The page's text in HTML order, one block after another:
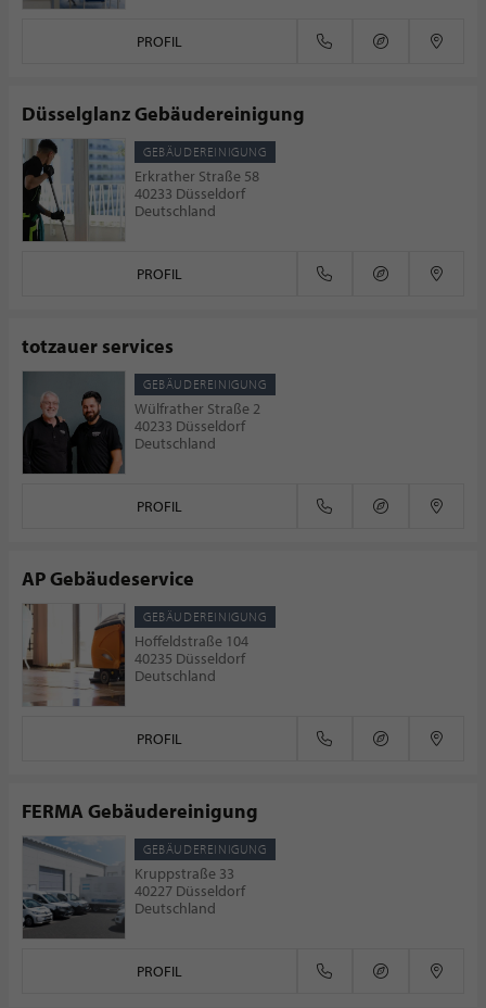
PROFIL
Düsselglanz Gebäudereinigung
GEBÄUDEREINIGUNG
Erkrather Straße 58
40233 Düsseldorf
Deutschland
PROFIL
totzauer services
GEBÄUDEREINIGUNG
Wülfrather Straße 2
40233 Düsseldorf
Deutschland
PROFIL
AP Gebäudeservice
GEBÄUDEREINIGUNG
Hoffeldstraße 104
40235 Düsseldorf
Deutschland
PROFIL
FERMA Gebäudereinigung
GEBÄUDEREINIGUNG
Kruppstraße 33
40227 Düsseldorf
Deutschland
PROFIL